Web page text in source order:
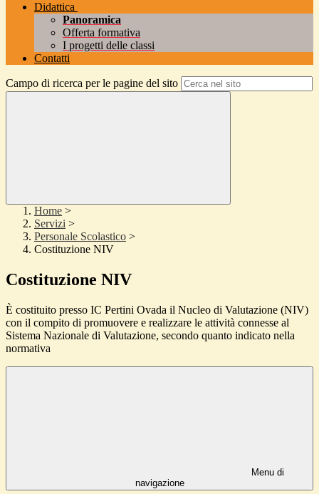
Didattica
Panoramica
Offerta formativa
I progetti delle classi
Contatti
Campo di ricerca per le pagine del sito
Home >
Servizi >
Personale Scolastico >
Costituzione NIV
Costituzione NIV
È costituito presso IC Pertini Ovada il Nucleo di Valutazione (NIV)
con il compito di promuovere e realizzare le attività connesse al
Sistema Nazionale di Valutazione, secondo quanto indicato nella
normativa
Menu di
navigazione